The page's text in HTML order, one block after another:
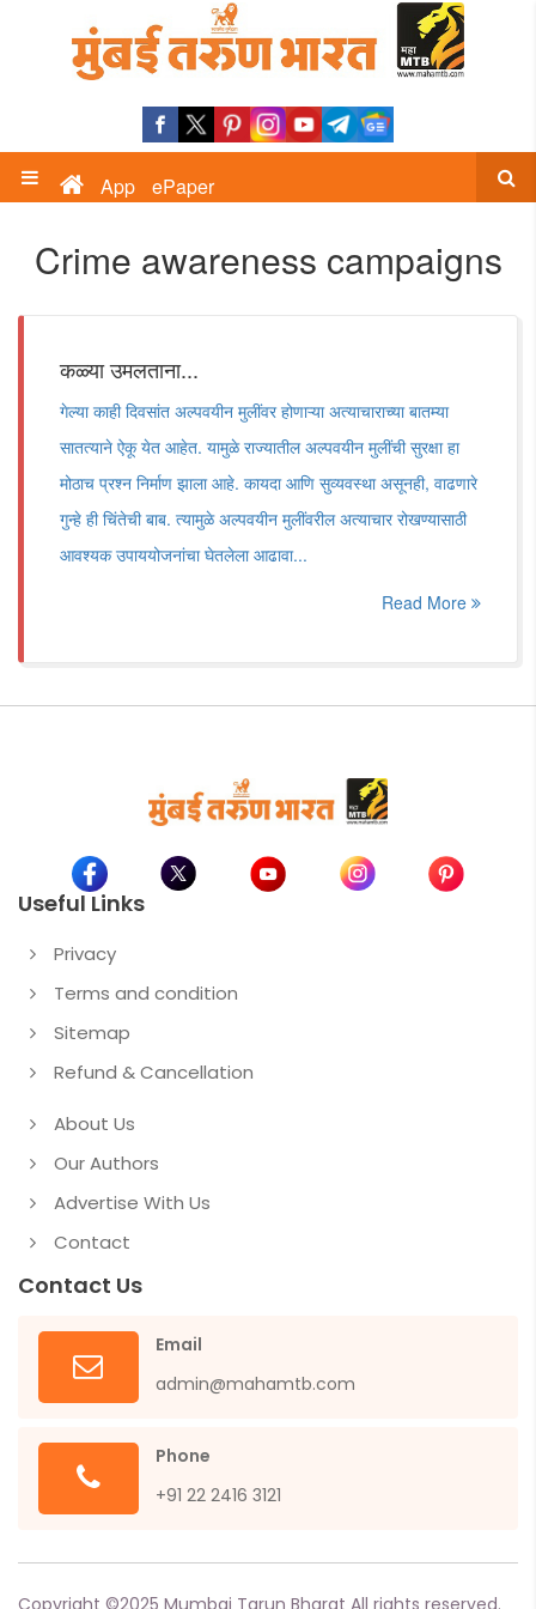
App ePaper
Crime awareness campaigns
कळ्या उमलताना...
गेल्या काही दिवसांत अल्पवयीन मुलींवर होणाऱ्या अत्याचाराच्या बातम्या
सातत्याने ऐकू येत आहेत. यामुळे राज्यातील अल्पवयीन मुलींची सुरक्षा हा
मोठाच प्रश्न निर्माण झाला आहे. कायदा आणि सुव्यवस्था असूनही, वाढणारे
गुन्हे ही चिंतेची बाब. त्यामुळे अल्पवयीन मुलींवरील अत्याचार रोखण्यासाठी
आवश्यक उपाययोजनांचा घेतलेला आढावा...
Read More
Useful Links
Privacy
Terms and condition
Sitemap
Refund & Cancellation
About Us
Our Authors
Advertise With Us
Contact
Contact Us
Email
admin@mahamtb.com
Phone
+91 22 2416 3121
Copyright ©2025 Mumbai Tarun Bharat All rights reserved.